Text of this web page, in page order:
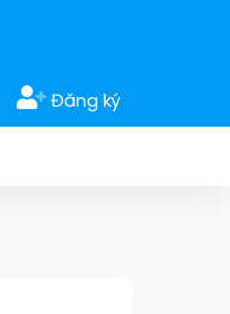
Đăng ký